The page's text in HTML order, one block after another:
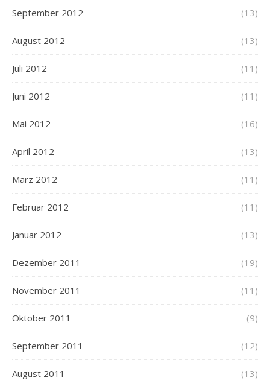
September 2012 (13)
August 2012 (13)
Juli 2012 (11)
Juni 2012 (11)
Mai 2012 (16)
April 2012 (13)
März 2012 (11)
Februar 2012 (11)
Januar 2012 (13)
Dezember 2011 (19)
November 2011 (11)
Oktober 2011 (9)
September 2011 (12)
August 2011 (13)